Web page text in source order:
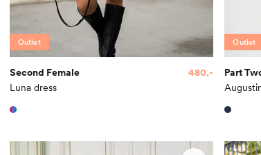
Outlet
Second Female
Luna dress
480,-
Outlet
Part